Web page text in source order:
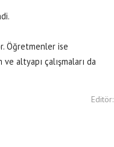
Öğretmenler ise
altyapı çalışmaları da
Editör: